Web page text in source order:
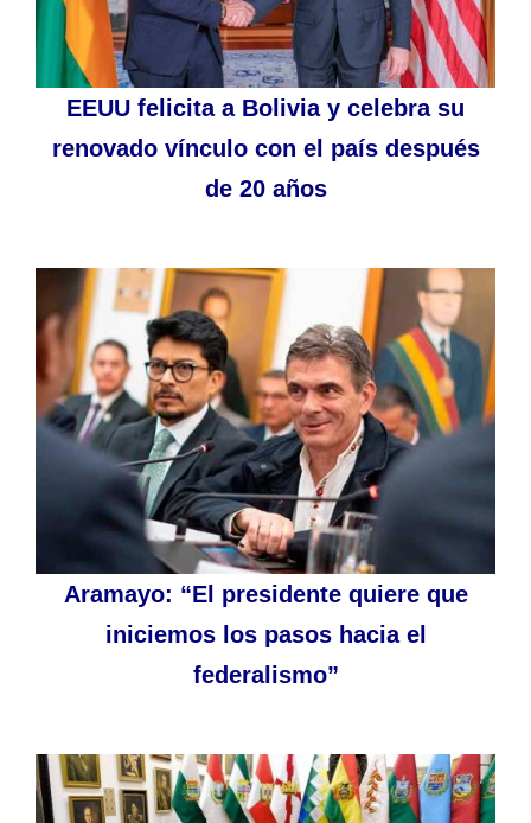
EEUU felicita a Bolivia y celebra su
renovado vínculo con el país después
de 20 años
Aramayo: “El presidente quiere que
iniciemos los pasos hacia el
federalismo”